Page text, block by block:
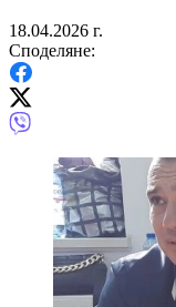
18.04.2026 г.
Споделяне: